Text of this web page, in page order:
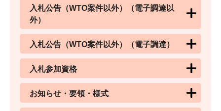
入札公告（WTO案件以外）（電子調達以
外）
入札公告（WTO案件以外）（電子調達）
入札参加資格
お知らせ・要領・様式